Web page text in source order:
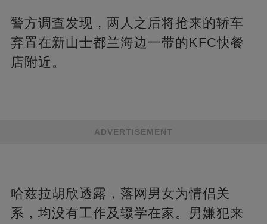
警方调查发现，两人之后将抢来的轿车
弃置在新山士都兰海边一带的KFC快餐
店附近。
ADVERTISEMENT
哈兹拉胡欣透露，落网男女为情侣关
系，均没有工作及辍学在家。男嫌犯来